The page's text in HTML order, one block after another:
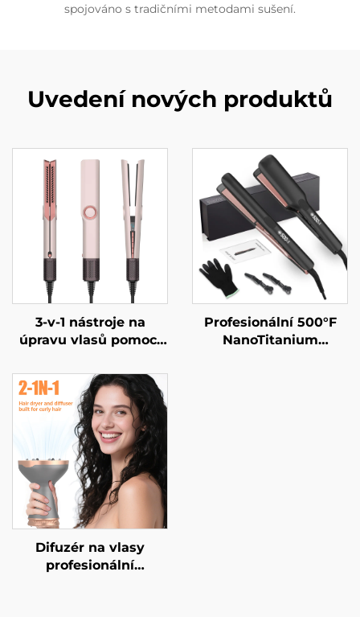
spojováno s tradičními metodami sušení.
Uvedení nových produktů
3-v-1 nástroje na
úpravu vlasů pomocí
ionizovaný vzduchový
rovnání, jednokrokový
rovnání a sušení vlasů
s výkonem 1500 W
Profesionální 500°F
NanoTitanium
Difuzér na vlasy
profesionální